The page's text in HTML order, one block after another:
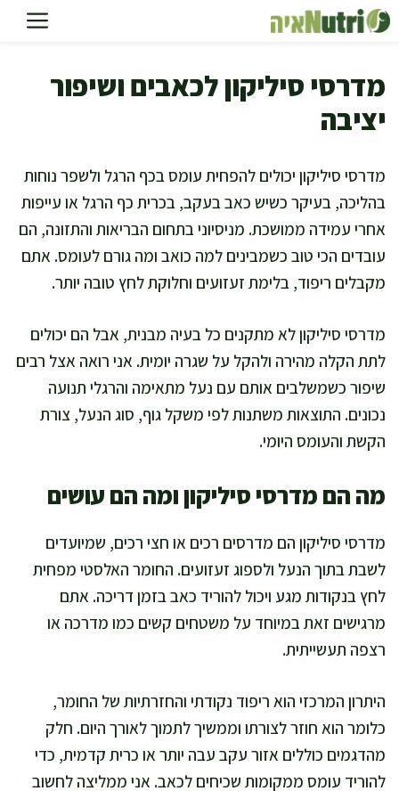
לדלג
לתוכן
מדרסי סיליקון לכאבים ושיפור
יציבה
מדרסי סיליקון יכולים להפחית עומס בכף הרגל ולשפר נוחות
בהליכה, בעיקר כשיש כאב בעקב, בכרית כף הרגל או עייפות
אחרי עמידה ממושכת. מניסיוני בתחום הבריאות והתזונה, הם
עובדים הכי טוב כשמבינים למה כואב ומה גורם לעומס. אתם
מקבלים ריפוד, בלימת זעזועים וחלוקת לחץ טובה יותר.
מדרסי סיליקון לא מתקנים כל בעיה מבנית, אבל הם יכולים
לתת הקלה מהירה ולהקל על שגרה יומית. אני רואה אצל רבים
שיפור כשמשלבים אותם עם נעל מתאימה והרגלי תנועה
נכונים. התוצאות משתנות לפי משקל גוף, סוג הנעל, צורת
הקשת והעומס היומי.
מה הם מדרסי סיליקון ומה הם עושים
מדרסי סיליקון הם מדרסים רכים או חצי רכים, שמיועדים
לשבת בתוך הנעל ולספוג זעזועים. החומר האלסטי מפחית
לחץ בנקודות מגע ויכול להוריד כאב בזמן דריכה. אתם
מרגישים זאת במיוחד על משטחים קשים כמו מדרכה או
רצפה תעשייתית.
היתרון המרכזי הוא ריפוד נקודתי והחזרתיות של החומר,
כלומר הוא חוזר לצורתו וממשיך לתמוך לאורך היום. חלק
מהדגמים כוללים אזור עקב עבה יותר או כרית קדמית, כדי
להוריד עומס ממקומות שכיחים לכאב. אני ממליצה לחשוב